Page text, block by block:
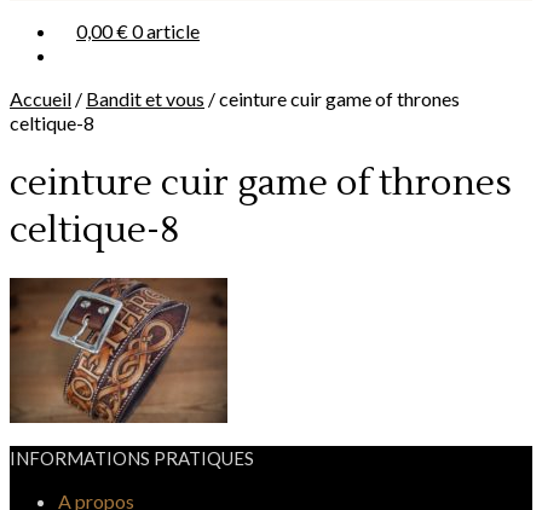
0,00 €0 article
Accueil / Bandit et vous /ceinture cuir game of thrones
celtique-8
ceinture cuir game of thrones
celtique-8
INFORMATIONS PRATIQUES
A propos